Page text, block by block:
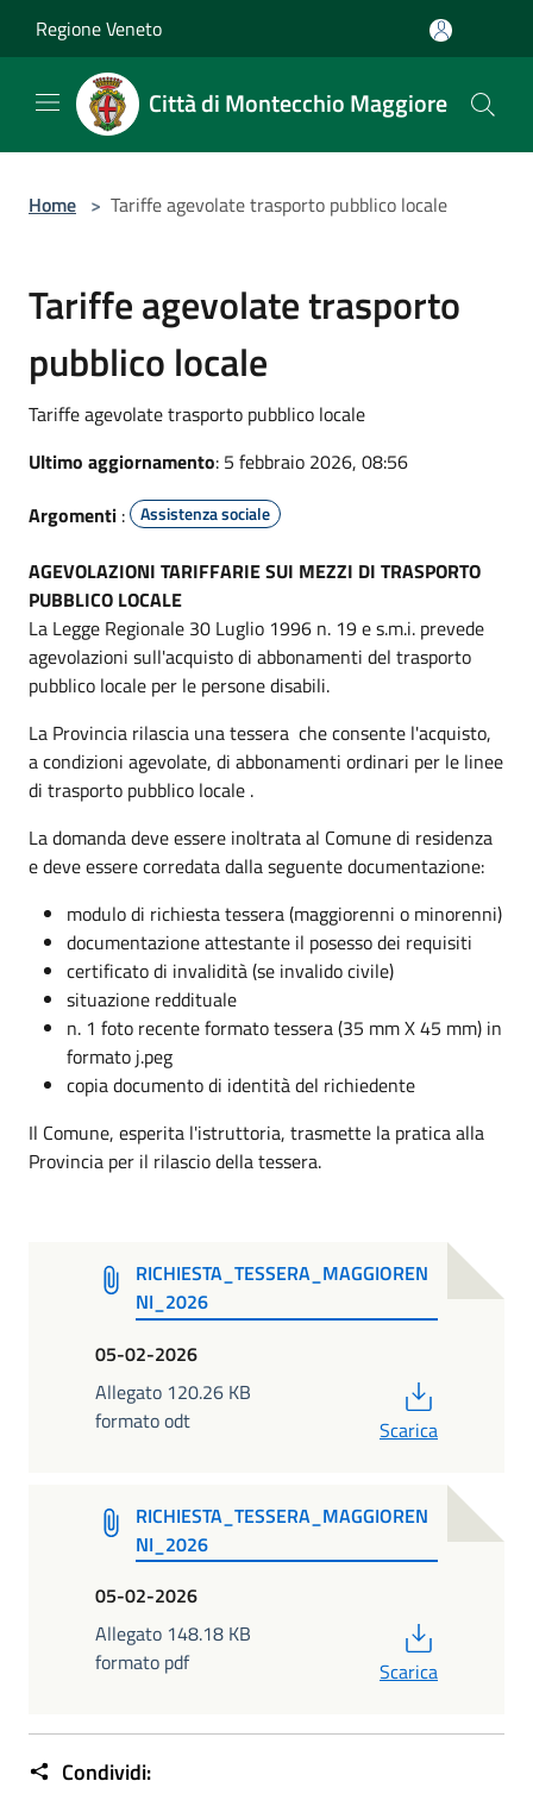
Regione Veneto
Città di Montecchio Maggiore
Home > Tariffe agevolate trasporto pubblico locale
Tariffe agevolate trasporto
pubblico locale
Tariffe agevolate trasporto pubblico locale
Ultimo aggiornamento: 5 febbraio 2026, 08:56
Argomenti : Assistenza sociale
AGEVOLAZIONI TARIFFARIE SUI MEZZI DI TRASPORTO
PUBBLICO LOCALE
La Legge Regionale 30 Luglio 1996 n. 19 e s.m.i. prevede
agevolazioni sull'acquisto di abbonamenti del trasporto
pubblico locale per le persone disabili.
La Provincia rilascia una tessera che consente l'acquisto,
a condizioni agevolate, di abbonamenti ordinari per le linee
di trasporto pubblico locale .
La domanda deve essere inoltrata al Comune di residenza
e deve essere corredata dalla seguente documentazione:
modulo di richiesta tessera (maggiorenni o minorenni)
documentazione attestante il posesso dei requisiti
certificato di invalidità (se invalido civile)
situazione reddituale
n. 1 foto recente formato tessera (35 mm X 45 mm) in
formato j.peg
copia documento di identità del richiedente
Il Comune, esperita l'istruttoria, trasmette la pratica alla
Provincia per il rilascio della tessera.
RICHIESTA_TESSERA_MAGGIOREN
NI_2026
05-02-2026
Allegato 120.26 KB
formato odt
Scarica
RICHIESTA_TESSERA_MAGGIOREN
NI_2026
05-02-2026
Allegato 148.18 KB
formato pdf
Scarica
Condividi: